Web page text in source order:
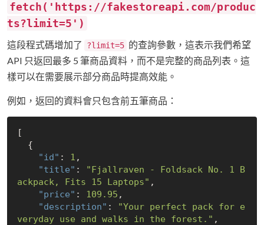
fetch('https://fakestoreapi.com/produc
ts?limit=5')
這段程式碼增加了 ?limit=5 的查詢參數，這表示我們希望
API 只返回最多 5 筆商品資料，而不是完整的商品列表。這
樣可以在需要展示部分商品時提高效能。
例如，返回的資料會只包含前五筆商品：
[
"id" : 1 ,
"title" :
"Fjallraven - Foldsack No. 1 B
ackpack, Fits 15 Laptops" ,
"price" : 109.95 ,
"description" :
"Your perfect pack for e
veryday use and walks in the forest." ,